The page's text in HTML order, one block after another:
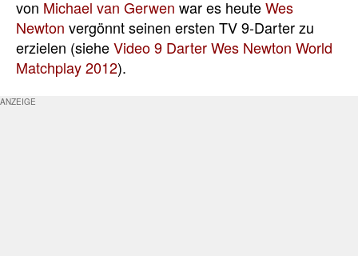
von Michael van Gerwen war es heuteWes
Newton vergönnt seinen ersten TV 9-Darter zu
erzielen (sieheVideo 9 Darter Wes Newton World
Matchplay 2012).